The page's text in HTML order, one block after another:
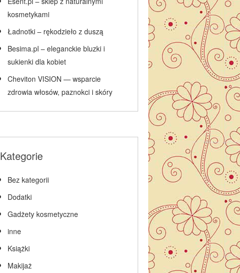
kosmetykami
Ładnotki – rękodzieło z duszą
Besima.pl – eleganckie bluzki i
sukienki dla kobiet
Cheviton VISION — wsparcie
zdrowia włosów, paznokci i skóry
Kategorie
Bez kategorii
Dodatki
Gadżety kosmetyczne
inne
Książki
Makijaż